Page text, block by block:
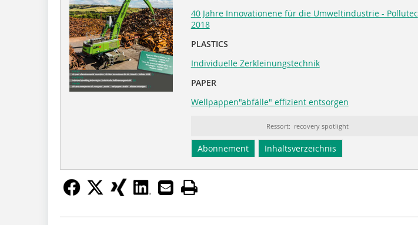
40 Jahre Innovationene für die Umweltindustrie - Pollutec
2018
PLASTICS
Individuelle Zerkleinungstechnik
PAPER
Wellpappen"abfälle" effizient entsorgen
Ressort: recovery spotlight
Abonnement Inhaltsverzeichnis